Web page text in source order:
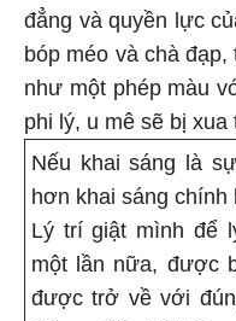
đẳng và quyền lực
bóp méo và chà
như một phép màu
phi lý, u mê sẽ bị xua
Nếu khai sáng là
hơn khai sáng
Lý trí giật mình để
một lần nữa, được
được trở về với